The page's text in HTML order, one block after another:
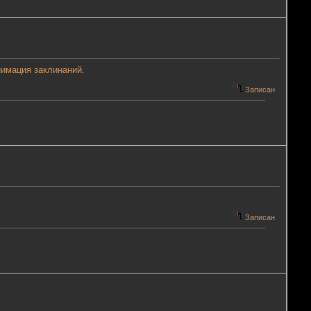
заклинаний.
Записан
Записан